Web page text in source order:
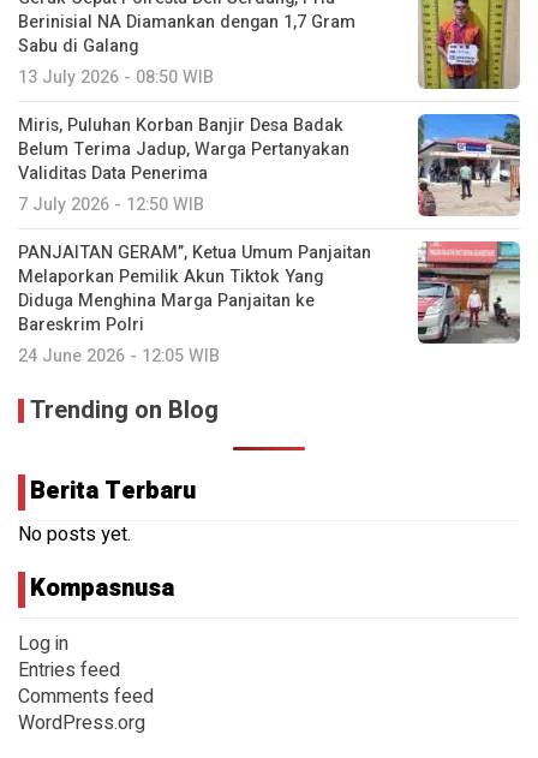
Berinisial NA Diamankan dengan 1,7 Gram
Sabu di Galang
13 July 2026 - 08:50 WIB
Miris, Puluhan Korban Banjir Desa Badak
Belum Terima Jadup, Warga Pertanyakan
Validitas Data Penerima
7 July 2026 - 12:50 WIB
PANJAITAN GERAM”, Ketua Umum Panjaitan
Melaporkan Pemilik Akun Tiktok Yang
Diduga Menghina Marga Panjaitan ke
Bareskrim Polri
24 June 2026 - 12:05 WIB
Trending on Blog
Berita Terbaru
No posts yet.
Kompasnusa
Log in
Entries feed
Comments feed
WordPress.org